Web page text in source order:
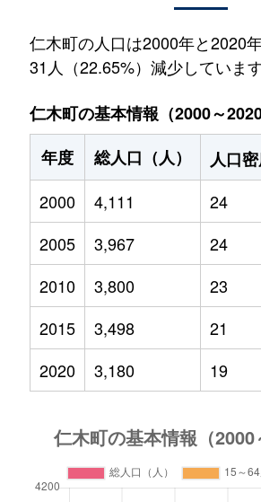
仁木町の人口は2000年と2020
31人（22.65%）減少しています
仁木町の基本情報（2000～2020
年度
総人口（人） 人口
2000
4,111 24
2005
3,967 24
2010
3,800 23
2015
3,498 21
2020
3,180 19